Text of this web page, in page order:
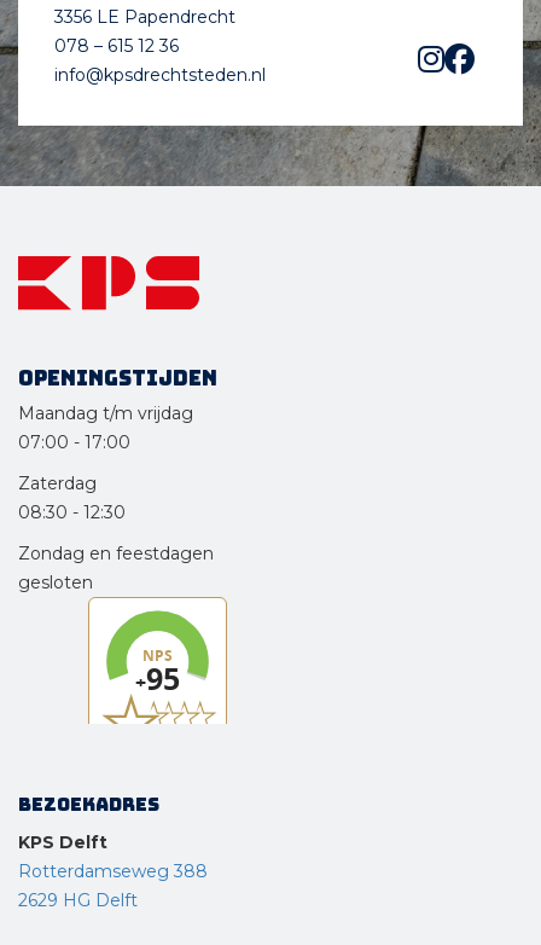
3356 LE Papendrecht
078 – 615 12 36
info@kpsdrechtsteden.nl
Openingstijden
Maandag t/m vrijdag
07:00 - 17:00
Zaterdag
08:30 - 12:30
Zondag en feestdagen
gesloten
Bezoekadres
KPS Delft
Rotterdamseweg 388
2629 HG Delft